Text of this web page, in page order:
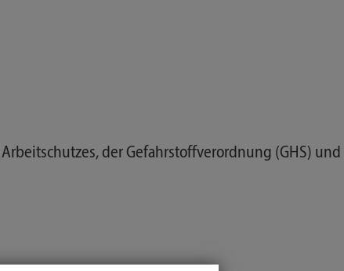
der Gefahrstoffverordnung (GHS) und